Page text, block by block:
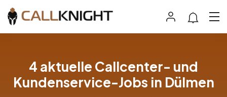
4 aktuelle Callcenter- und
Kundenservice-Jobs in Dülmen